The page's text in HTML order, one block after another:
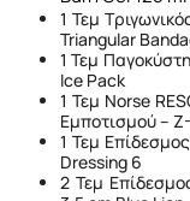
1 Τεμ
Triangular
1 Τεμ
Ice Pack
1 Τεμ Nοrse
Εμποτισμού –
1 Τεμ
Dressing 6
2 Τεμ